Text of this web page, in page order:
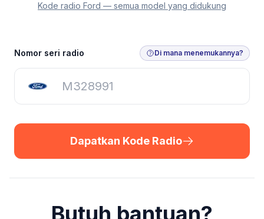
Kode radio Ford — semua model yang didukung
Dapatkan Kode Radio
Nomor seri radio Di mana menemukannya?
Dapatkan Kode Radio
Butuh bantuan?